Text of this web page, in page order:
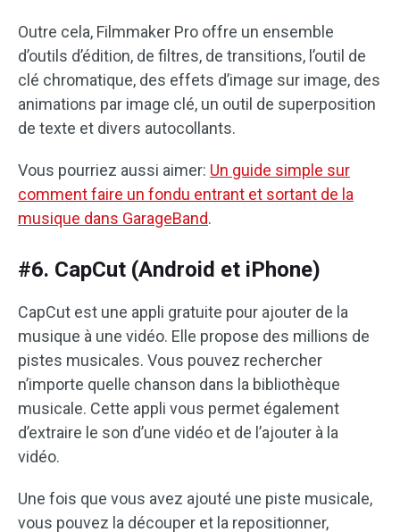
Outre cela, Filmmaker Pro offre un ensemble
d’outils d’édition, de filtres, de transitions, l’outil de
clé chromatique, des effets d’image sur image, des
animations par image clé, un outil de superposition
de texte et divers autocollants.
Vous pourriez aussi aimer: Un guide simple sur
comment faire un fondu entrant et sortant de la
musique dans GarageBand.
#6. CapCut (Android et iPhone)
CapCut est une appli gratuite pour ajouter de la
musique à une vidéo. Elle propose des millions de
pistes musicales. Vous pouvez rechercher
n’importe quelle chanson dans la bibliothèque
musicale. Cette appli vous permet également
d’extraire le son d’une vidéo et de l’ajouter à la
vidéo.
Une fois que vous avez ajouté une piste musicale,
vous pouvez la découper et la repositionner,